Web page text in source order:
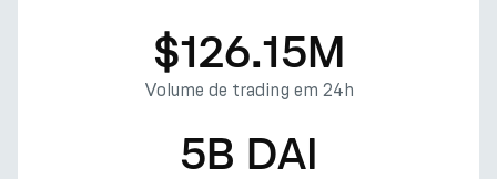
$126.15M
Volume de trading em 24h
5B DAI